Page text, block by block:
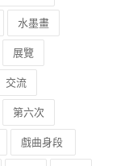
水墨畫
展覽
交流
第六次
戲曲身段